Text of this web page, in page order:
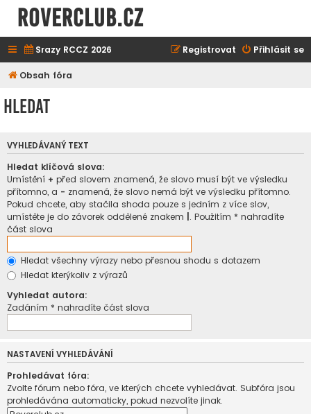
ROVERCLUB.cz
Srazy RCCZ 2026 Přihlásit se
Registrovat
Obsah fóra
Hledat
VYHLEDÁVANÝ TEXT
Hledat klíčová slova:
Umístění + před slovem znamená, že slovo musí být ve výsledku
přítomno, a - znamená, že slovo nemá být ve výsledku přítomno.
Pokud chcete, aby stačila shoda pouze s jedním z více slov,
umístěte je do závorek oddělené znakem . Použitím * nahradíte
část slova
Hledat všechny výrazy nebo přesnou shodu s dotazem
Hledat kterýkoliv z výrazů
Vyhledat autora:
Zadáním * nahradíte část slova
NASTAVENÍ VYHLEDÁVÁNÍ
Prohledávat fóra:
Zvolte fórum nebo fóra, ve kterých chcete vyhledávat. Subfóra jsou
prohledávána automaticky, pokud nezvolíte jinak.